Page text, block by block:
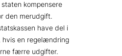
kompensere
den merudgift.
have del i
hvis en regel­ændring
færre udgifter.